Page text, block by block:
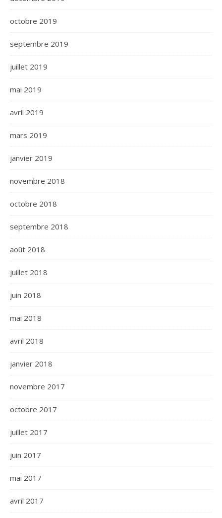
octobre 2019
septembre 2019
juillet 2019
mai 2019
avril 2019
mars 2019
janvier 2019
novembre 2018
octobre 2018
septembre 2018
août 2018
juillet 2018
juin 2018
mai 2018
avril 2018
janvier 2018
novembre 2017
octobre 2017
juillet 2017
juin 2017
mai 2017
avril 2017